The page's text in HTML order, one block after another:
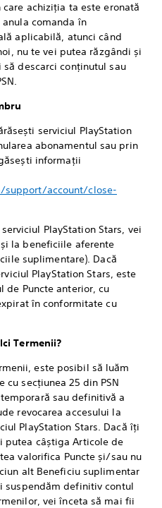
achiziția ta este eronată
comanda în
aplicabilă, atunci când
nu te vei putea răzgândi și
descarci conținutul sau
serviciul PlayStation
abonamentul sau prin
informații
account/close-
PlayStation Stars, vei
la beneficiile aferente
suplimentare). Dacă
PlayStation Stars, este
de Puncte anterior, cu
în conformitate cu
Termenii?
este posibil să luăm
secțiunea 25 din PSN
sau definitivă a
revocarea accesului la
PlayStation Stars. Dacă îți
putea câștiga Articole de
valorifica Puncte și/sau nu
alt Beneficiu suplimentar
suspendăm definitiv contul
vei înceta să mai fii